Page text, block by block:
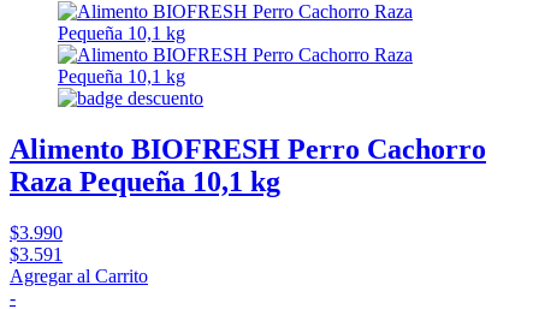
Alimento BIOFRESH Perro Cachorro
Raza Pequeña 10,1 kg
$3.990
$3.591
Agregar al Carrito
-